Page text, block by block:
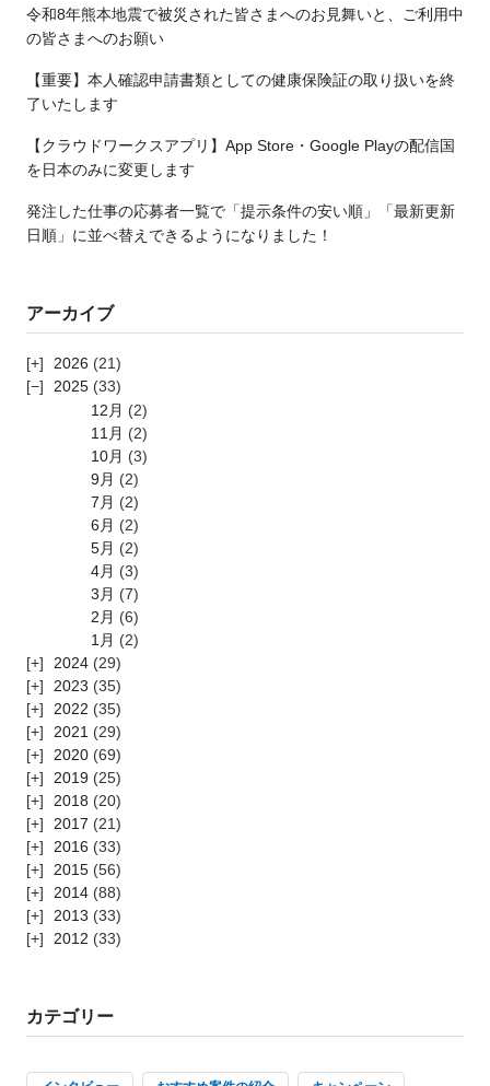
令和8年熊本地震で被災された皆さまへのお見舞いと、ご利用中
の皆さまへのお願い
【重要】本人確認申請書類としての健康保険証の取り扱いを終
了いたします
【クラウドワークスアプリ】App Store・Google Playの配信国
を日本のみに変更します
発注した仕事の応募者一覧で「提示条件の安い順」「最新更新
日順」に並べ替えできるようになりました！
アーカイブ
2026 (21)
2025 (33)
12月 (2)
11月 (2)
10月 (3)
9月 (2)
7月 (2)
6月 (2)
5月 (2)
4月 (3)
3月 (7)
2月 (6)
1月 (2)
2024 (29)
2023 (35)
2022 (35)
2021 (29)
2020 (69)
2019 (25)
2018 (20)
2017 (21)
2016 (33)
2015 (56)
2014 (88)
2013 (33)
2012 (33)
カテゴリー